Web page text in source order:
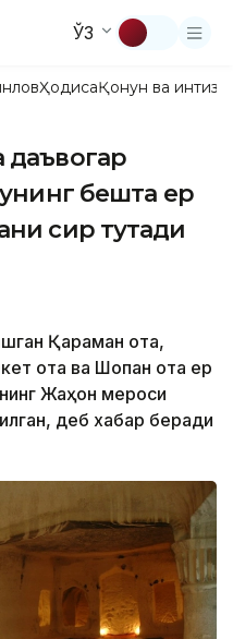
ЎЗ
ҲодисаҚонун ва
бешта ер
сир тутади
Қараман ота,
ота ва Шопан ота ер
Жаҳон мероси
деб хабар беради